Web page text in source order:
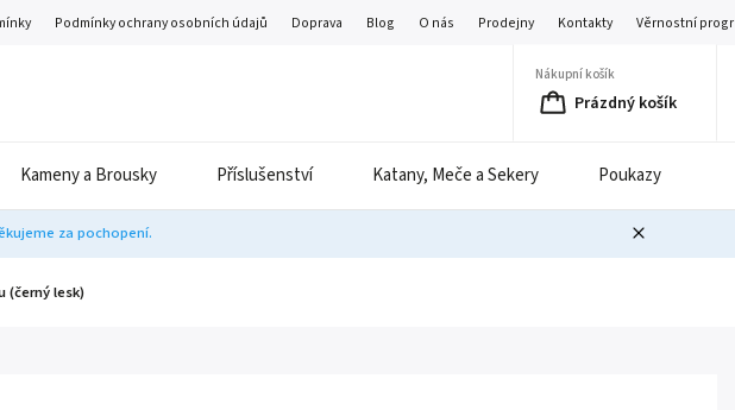
Podmínky ochrany osobních údajů Doprava Blog O nás Prodejny Kontakty Věrnostní
Nákupní košík
Prázdný košík
Kameny a Brousky Příslušenství Katany, Meče a Sekery Poukazy
za pochopení.
(černý lesk)